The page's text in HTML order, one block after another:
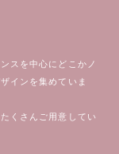
スを中心にどこかノ
インを集めていま
くさんご用意してい